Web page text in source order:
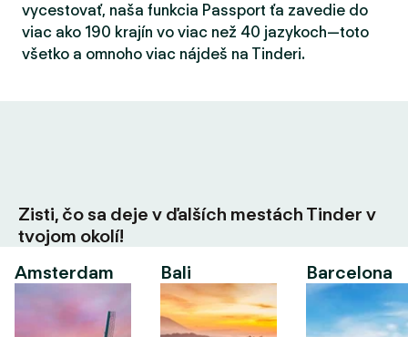
vycestovať, naša funkcia Passport ťa zavedie do
viac ako 190 krajín vo viac než 40 jazykoch—toto
všetko a omnoho viac nájdeš na Tinderi.
Zisti, čo sa deje v ďalších mestách Tinder v
tvojom okolí!
Amsterdam
Bali Barcelona